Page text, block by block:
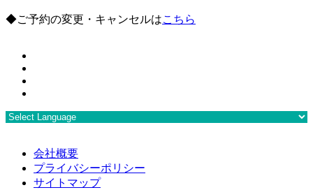
◆ご予約の変更・キャンセルはこちら
会社概要
プライバシーポリシー
サイトマップ